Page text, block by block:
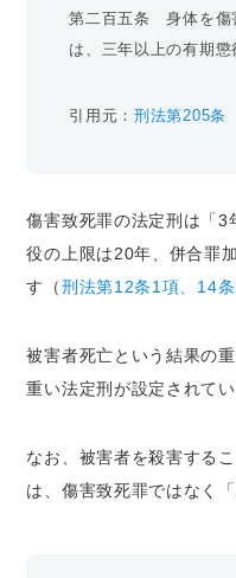
第二百五条 身体を傷
は、三年以上の有期懲
引用元：刑法第205条
傷害致死罪の法定刑は「3
役の上限は20年、併合罪
す（刑法第12条1項、14
被害者死亡という結果の
重い法定刑が設定されてい
なお、被害者を殺害する
は、傷害致死罪ではなく